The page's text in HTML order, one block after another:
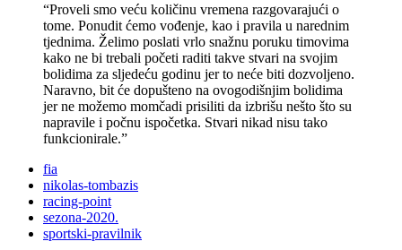
“Proveli smo veću količinu vremena razgovarajući o
tome. Ponudit ćemo vođenje, kao i pravila u narednim
tjednima. Želimo poslati vrlo snažnu poruku timovima
kako ne bi trebali početi raditi takve stvari na svojim
bolidima za sljedeću godinu jer to neće biti dozvoljeno.
Naravno, bit će dopušteno na ovogodišnjim bolidima
jer ne možemo momčadi prisiliti da izbrišu nešto što su
napravile i počnu ispočetka. Stvari nikad nisu tako
funkcionirale.”
fia
nikolas-tombazis
racing-point
sezona-2020.
sportski-pravilnik